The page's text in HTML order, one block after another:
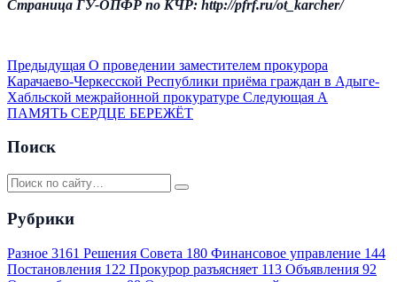
Страница ГУ-ОПФР по КЧР: http://pfrf.ru/ot_karcher/
Предыдущая О проведении заместителем прокурора
Карачаево-Черкесской Республики приёма граждан в Адыге-
Хабльской межрайонной прокуратуре Следующая А
ПАМЯТЬ СЕРДЦЕ БЕРЕЖЁТ
Поиск
Рубрики
Разное 3161 Решения Совета 180 Финансовое управление 144
Постановления 122 Прокурор разъясняет 113 Объявления 92